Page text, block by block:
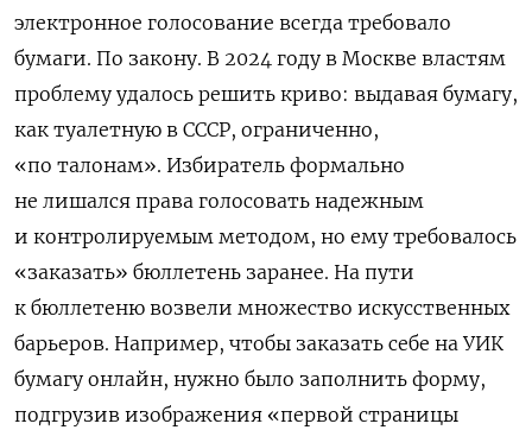
электронное голосование всегда требовало
бумаги. По закону. В 2024 году в Москве властям
проблему удалось решить криво: выдавая бумагу,
как туалетную в СССР, ограниченно,
«по талонам». Избиратель формально
не лишался права голосовать надежным
и контролируемым методом, но ему требовалось
«заказать» бюллетень заранее. На пути
к бюллетеню возвели множество искусственных
барьеров. Например, чтобы заказать себе на УИК
бумагу онлайн, нужно было заполнить форму,
подгрузив изображения «первой страницы